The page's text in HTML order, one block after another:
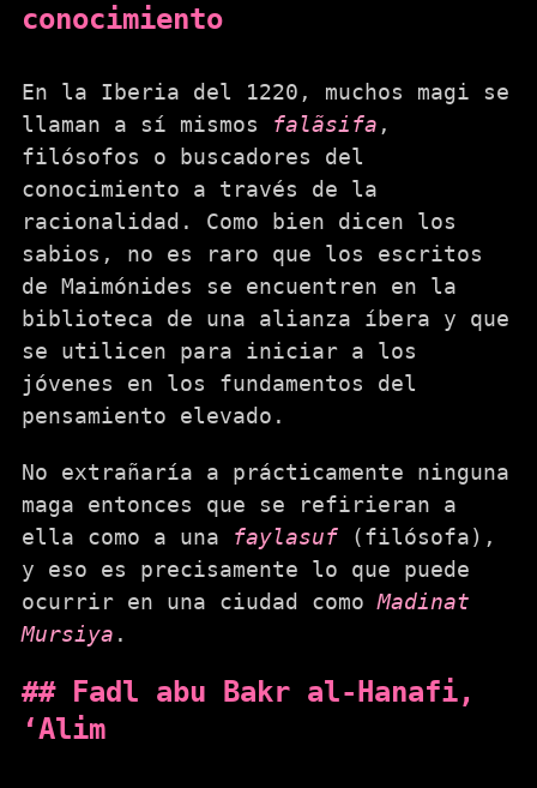
conocimiento
En la Iberia del 1220, muchos magi se
llaman a sí mismos falãsifa ,
filósofos o buscadores del
conocimiento a través de la
racionalidad. Como bien dicen los
sabios, no es raro que los escritos
de Maimónides se encuentren en la
biblioteca de una alianza íbera y que
se utilicen para iniciar a los
jóvenes en los fundamentos del
pensamiento elevado.
No extrañaría a prácticamente ninguna
maga entonces que se refirieran a
ella como a una faylasuf (filósofa),
y eso es precisamente lo que puede
ocurrir en una ciudad comoMadinat
Mursiya .
Fadl abu Bakr al-Hanafi,
‘Alim